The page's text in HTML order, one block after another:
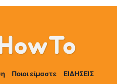
Ποιοι είμαστε
ΕΙΔΗΣΕΙΣ